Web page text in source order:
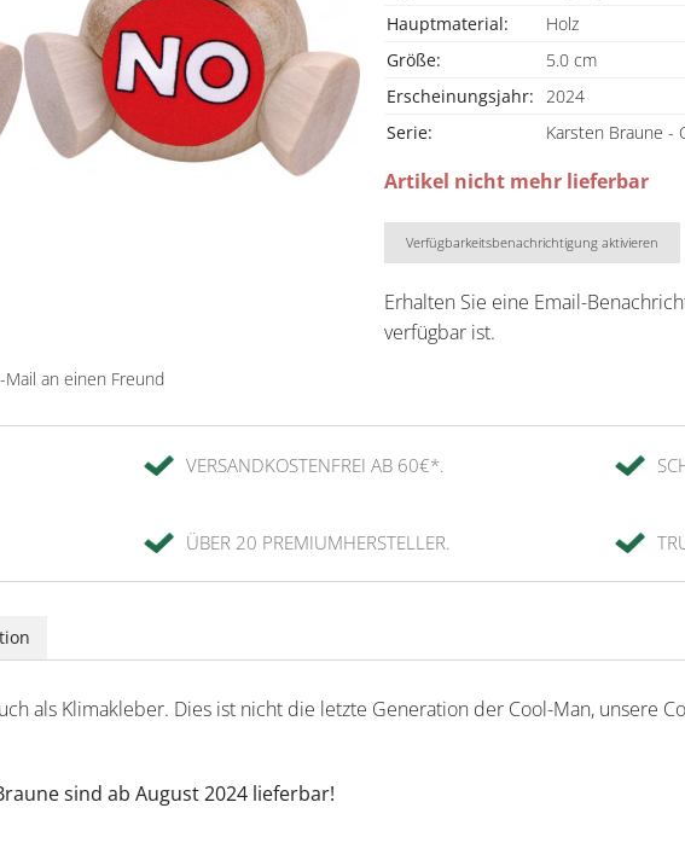
Hauptmaterial:
Holz
Größe:
5.0 cm
Erscheinungsjahr: 2024
Serie:
Karsten Braune -
Artikel nicht mehr lieferbar
Verfügbarkeitsbenachrichtigung aktivieren
Erhalten Sie eine Email-
verfügbar ist.
Mail an einen Freund
VERSANDKOSTENFREI AB 60€*.
ÜBER 20 PREMIUMHERSTELLER.
als Klimakleber. Dies ist nicht die letzte Generation der Cool-Man, unsere
sind ab August 2024 lieferbar!